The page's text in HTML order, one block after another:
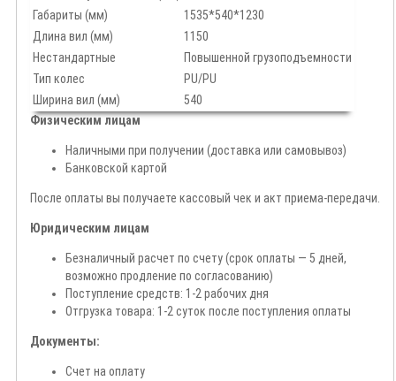
Габариты (мм)
1535*540*1230
Длина вил (мм)
1150
Нестандартные
Повышенной грузоподъемности
Тип колес
PU/PU
Ширина вил (мм)
540
Физическим лицам
Наличными при получении (доставка или самовывоз)
Банковской картой
После оплаты вы получаете кассовый чек и акт приема-передачи.
Юридическим лицам
Безналичный расчет по счету (срок оплаты — 5 дней,
возможно продление по согласованию)
Поступление средств: 1-2 рабочих дня
Отгрузка товара: 1-2 суток после поступления оплаты
Документы:
Счет на оплату